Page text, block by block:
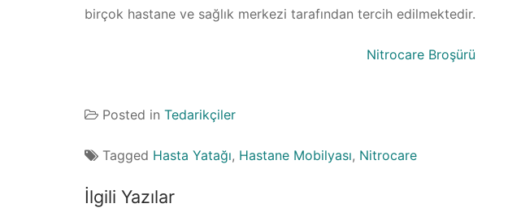
birçok hastane ve sağlık merkezi tarafından tercih edilmektedir.
Nitrocare Broşürü
Posted in Tedarikçiler
Tagged Hasta Yatağı, Hastane Mobilyası, Nitrocare
İlgili Yazılar